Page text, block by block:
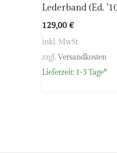
Lederband (Ed.
129,00 €
inkl. MwSt.
zzgl. Versandkosten
Lieferzeit: 1-3 Tage*